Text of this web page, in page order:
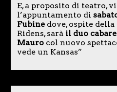
E, a proposito di teatro,
l’appuntamento di
Fubinedove, ospite della
Ridens, saràil duo
Mauro col nuovo
vede un Kansas”